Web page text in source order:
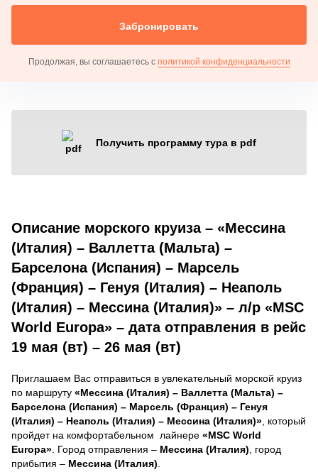
Забронировать
Продолжая, вы соглашаетесь с политикой конфиденциальности
Получить программу тура в pdf
Описание морского круиза – «Мессина
(Италия) – Валлетта (Мальта) –
Барселона (Испания) – Марсель
(Франция) – Генуя (Италия) – Неаполь
(Италия) – Мессина (Италия)» – л/р «MSC
World Europa» – дата отправления в рейс
19 мая (вт) – 26 мая (вт)
Приглашаем Вас отправиться в увлекательный морской круиз
по маршруту «Мессина (Италия) – Валлетта (Мальта) –
Барселона (Испания) – Марсель (Франция) – Генуя
(Италия) – Неаполь (Италия) – Мессина (Италия)» , который
пройдет на комфортабельном лайнере «MSC World
Europa» . Город отправления – Мессина (Италия) , город
прибытия – Мессина (Италия)